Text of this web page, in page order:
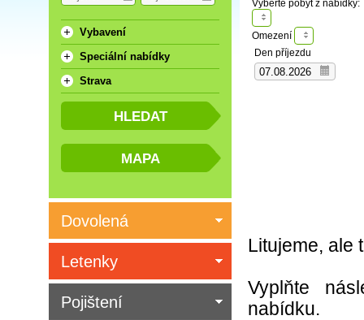
Vyberte pobyt z nabídky:
Omezení
Den příjezdu
Litujeme, ale
Vyplňte
nabídku.
Vybavení
Speciální nabídky
Strava
Dovolená
Letenky
Pojištení